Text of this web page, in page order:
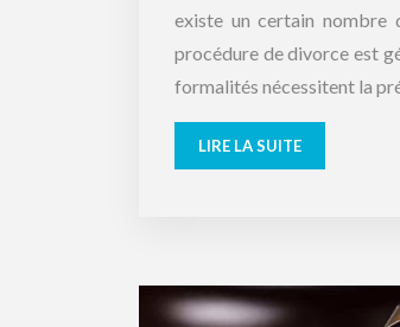
existe un certain nombre
procédure de divorce est
formalités nécessitent la
LIRE LA SUITE